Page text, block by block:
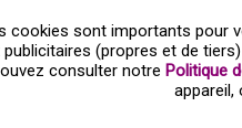
au samedi de 10h à 19h.
de 10h à 14h
cookies sont importants pour
publicitaires (propres et de
consulter notre Politique
appareil,